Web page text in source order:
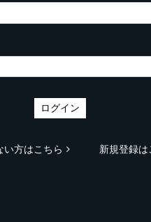
ログイン
い方はこちら 新規登録は